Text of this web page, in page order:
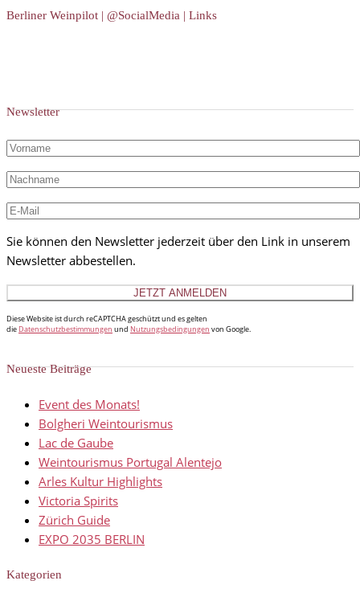
Berliner Weinpilot | @SocialMedia | Links
Newsletter
Sie können den Newsletter jederzeit über den Link in unserem
Newsletter abbestellen.
Diese Website ist durch reCAPTCHA geschützt und es gelten
die Datenschutzbestimmungen und Nutzungsbedingungen von Google.
Neueste Beiträge
Event des Monats!
Bolgheri Weintourismus
Lac de Gaube
Weintourismus Portugal Alentejo
Arles Kultur Highlights
Victoria Spirits
Zürich Guide
EXPO 2035 BERLIN
Kategorien